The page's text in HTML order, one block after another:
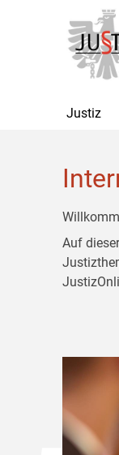
[1]
Inhalt
[2]
Justiz
Auf